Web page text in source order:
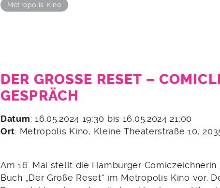
Metropolis Kino
DER GROSSE RESET –
ESPRÄCH
Datum: 16.05.2024 19:30 bis 16.05.2024 21:00
Ort: Metropolis Kino, Kleine Theaterstraße 10,
Am 16. Mai stellt die Hamburger Comiczeichnerin
Buch „Der Große Reset“ im Metropolis Kino vor.